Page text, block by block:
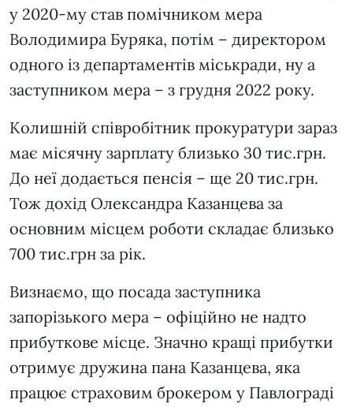
у 2020-му став помічником мера
Володимира Буряка, потім – директором
одного із департаментів міськради, ну а
заступником мера – з грудня 2022 року.
Колишній співробітник прокуратури зараз
має місячну зарплату близько 30 тис.грн.
До неї додається пенсія – ще 20 тис.грн.
Тож дохід Олександра Казанцева за
основним місцем роботи складає близько
700 тис.грн за рік.
Визнаємо, що посада заступника
запорізького мера – офіційно не надто
прибуткове місце. Значно кращі прибутки
отримує дружина пана Казанцева, яка
працює страховим брокером у Павлограді